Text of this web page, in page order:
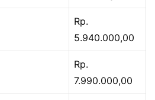
Rp.
5.940.000,00
Rp.
7.990.000,00